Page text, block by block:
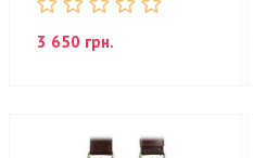
3 650 грн.